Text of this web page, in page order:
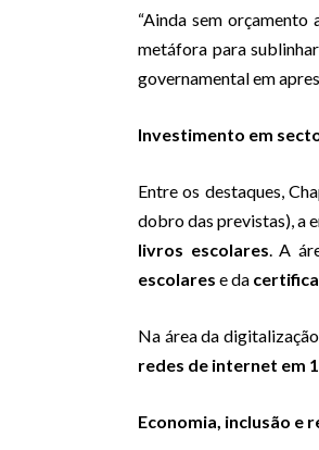
“Ainda sem orçamento
metáfora para
governamental em
Investimento em
Entre os destaques,
dobro das previstas), a
livros escolares. A
escolares e da
Na área da
redes de internet em
Economia, inclusão e